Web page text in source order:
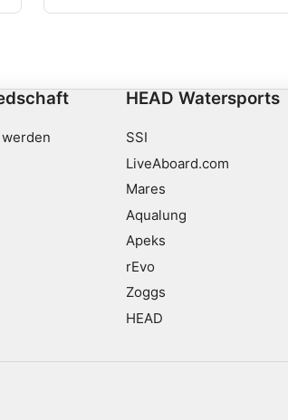
HEAD Watersports
SSI
LiveAboard.com
Mares
Aqualung
Apeks
rEvo
Zoggs
HEAD